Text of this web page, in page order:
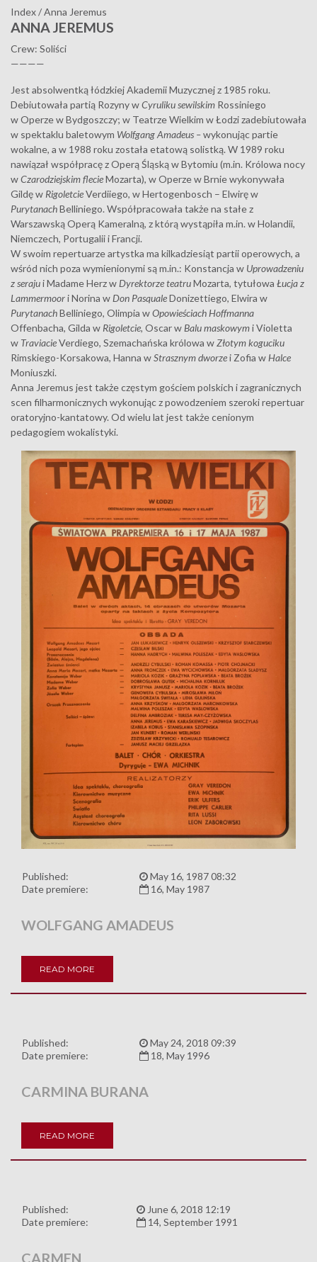
Index/Anna Jeremus
ANNA JEREMUS
Crew: Soliści
————
Jest absolwentką łódzkiej Akademii Muzycznej z 1985 roku.
Debiutowała partią Rozyny wCyruliku sewilskim Rossiniego
w Operze w Bydgoszczy; w Teatrze Wielkim w Łodzi zadebiutowała
w spektaklu baletowym Wolfgang Amadeus –wykonując partie
wokalne, a w 1988 roku została etatową solistką. W 1989 roku
nawiązał współpracę z Operą Śląską w Bytomiu (m.in. Królowa nocy
wCzarodziejskimflecieMozarta), w Operze w Brnie wykonywała
Gildę w RigoletcieVerdiiego, w Hertogenbosch – Elwirę w
PurytanachBelliniego. Współpracowała także na stałe z
Warszawską Operą Kameralną, z którą wystąpiła m.in. w Holandii,
Niemczech, Portugalii i Francji.
W swoim repertuarze artystka ma kilkadziesiąt partii operowych, a
wśród nich poza wymienionymi są m.in.: Konstancja w Uprowadzeniu
z serajui Madame Herz w Dyrektorze teatruMozarta, tytułowa Łucja z
Lammermoori Norina w Don PasqualeDonizettiego, Elwira w
PurytanachBelliniego, Olimpia wOpowieściach Hoffmanna
Offenbacha, Gilda w Rigoletcie, Oscar w Balu maskowymi Violetta
w TraviacieVerdiego, Szemachańska królowa wZłotym koguciku
Rimskiego-Korsakowa, Hanna wStrasznym dworzei Zofia w Halce
Moniuszki.
Anna Jeremus jest także częstym gościem polskich i zagranicznych
scen filharmonicznych wykonując z powodzeniem szeroki repertuar
oratoryjno-kantatowy. Od wielu lat jest także cenionym
pedagogiem wokalistyki.
Published:
May 16, 1987 08:32
Date premiere:
16, May 1987
WOLFGANG AMADEUS
READ MORE
Published:
May 24, 2018 09:39
Date premiere:
18, May 1996
CARMINA BURANA
READ MORE
Published:
June 6, 2018 12:19
Date premiere:
14, September 1991
CARMEN